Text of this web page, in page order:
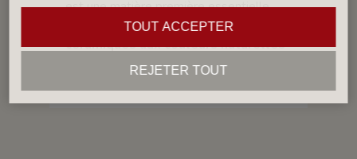
est une matière première essentielle
formulation d’émaux
céramiques aux couleurs naturelles
et profondes, alliant stabilité,
REJETER TOUT
TOUT ACCEPTER